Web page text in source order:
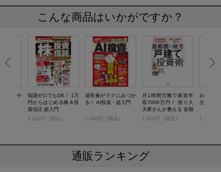
こんな商品はいかがですか？
投資はや
知識ゼロでもOK！ 1万
円からはじめる株＆投
資信託 超入門
1,210円（税込）
成長株がラクにみつか
る！ AI投資・超入門
1,540円（税込）
月1時間労働で家賃年
収7000万円！ 億り人
大家さんが教える 首都
圏×地方 戸建て投資術
1,870円（税込）
お金に
主婦のや
1,320円
通販ランキング